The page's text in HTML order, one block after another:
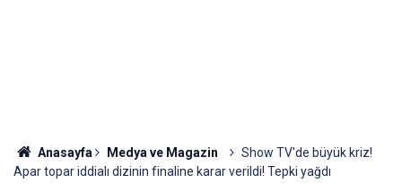
Anasayfa Medya ve Magazin
Show TV'de büyük kriz!
Apar topar iddialı dizinin finaline karar verildi! Tepki yağdı